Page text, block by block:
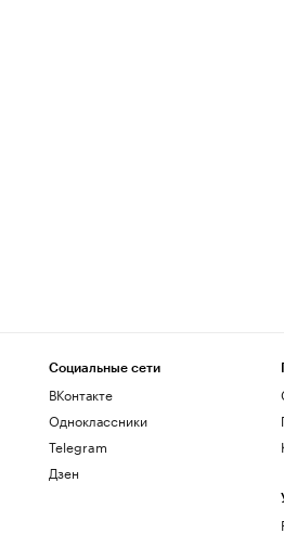
Социальные сети
ВКонтакте
Одноклассники
Telegram
Дзен